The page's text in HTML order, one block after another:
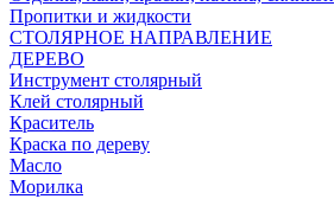
Пропитки и жидкости
СТОЛЯРНОЕ НАПРАВЛЕНИЕ
ДЕРЕВО
Инструмент столярный
Клей столярный
Краситель
Краска по дереву
Масло
Морилка